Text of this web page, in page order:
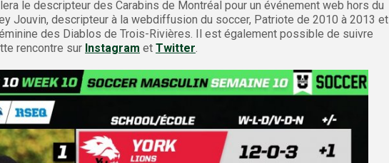
le descripteur des Carabins de Montréal pour un événement web hors du
Jouvin, descripteur à la webdiffusion du soccer, Patriote de 2010 à 2013 et
des Diablos de Trois-Rivières. Il est également possible de suivre
rencontre sur Instagram et Twitter.